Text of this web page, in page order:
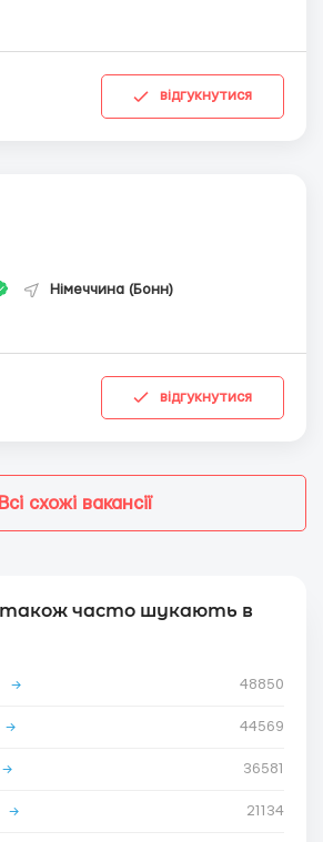
відгукнутися
Німеччина (Бонн)
відгукнутися
Всі схожі вакансії
також часто шукають в
→ 48850
→ 44569
→ 36581
→ 21134